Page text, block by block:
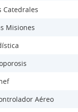
Catedrales
Misiones
Aéreo